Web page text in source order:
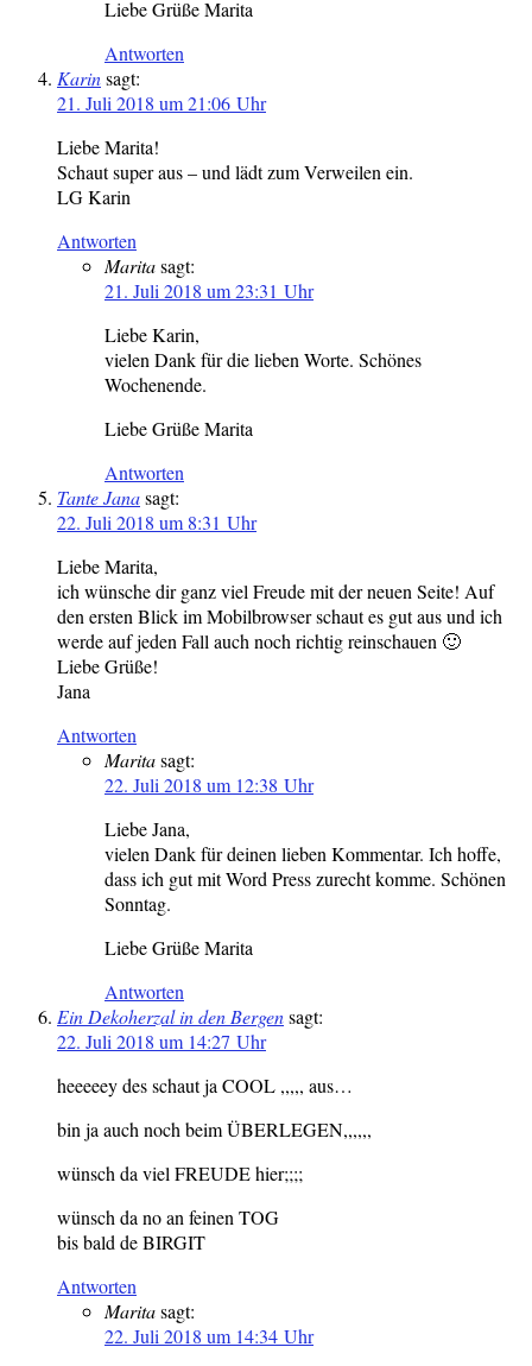
Liebe Grüße Marita
Antworten
Karinsagt:
21. Juli 2018 um 21:06 Uhr
Liebe Marita!
Schaut super aus – und lädt zum Verweilen ein.
LG Karin
Antworten
Maritasagt:
21. Juli 2018 um 23:31 Uhr
Liebe Karin,
vielen Dank für die lieben Worte. Schönes
Wochenende.
Liebe Grüße Marita
Antworten
Tante Janasagt:
22. Juli 2018 um 8:31 Uhr
Liebe Marita,
ich wünsche dir ganz viel Freude mit der neuen Seite! Auf
den ersten Blick im Mobilbrowser schaut es gut aus und ich
werde auf jeden Fall auch noch richtig reinschauen 🙂
Liebe Grüße!
Jana
Antworten
Maritasagt:
22. Juli 2018 um 12:38 Uhr
Liebe Jana,
vielen Dank für deinen lieben Kommentar. Ich hoffe,
dass ich gut mit Word Press zurecht komme. Schönen
Sonntag.
Liebe Grüße Marita
Antworten
Ein Dekoherzal in den Bergensagt:
22. Juli 2018 um 14:27 Uhr
heeeeey des schaut ja COOL ,,,,, aus…
bin ja auch noch beim ÜBERLEGEN,,,,,,
wünsch da viel FREUDE hier;;;;
wünsch da no an feinen TOG
bis bald de BIRGIT
Antworten
Maritasagt:
22. Juli 2018 um 14:34 Uhr